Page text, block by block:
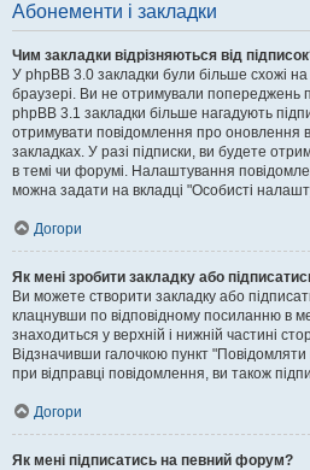
Абонементи і закладки
Чим закладки відрізняються від
У phpBB 3.0 закладки були більше схожі
браузері. Ви не отримували попереджень
phpBB 3.1 закладки більше нагадують
отримувати повідомлення про оновлення
закладках. У разі підписки, ви будете
в темі чи форумі. Налаштування
можна задати на вкладці "Особисті
Догори
Як мені зробити закладку або
Ви можете створити закладку або
клацнувши по відповідному посиланню в
знаходиться у верхній і нижній частині
Відзначивши галочкою пункт "Повідомляти
при відправці повідомлення, ви також
Догори
Як мені підписатись на певний форум?